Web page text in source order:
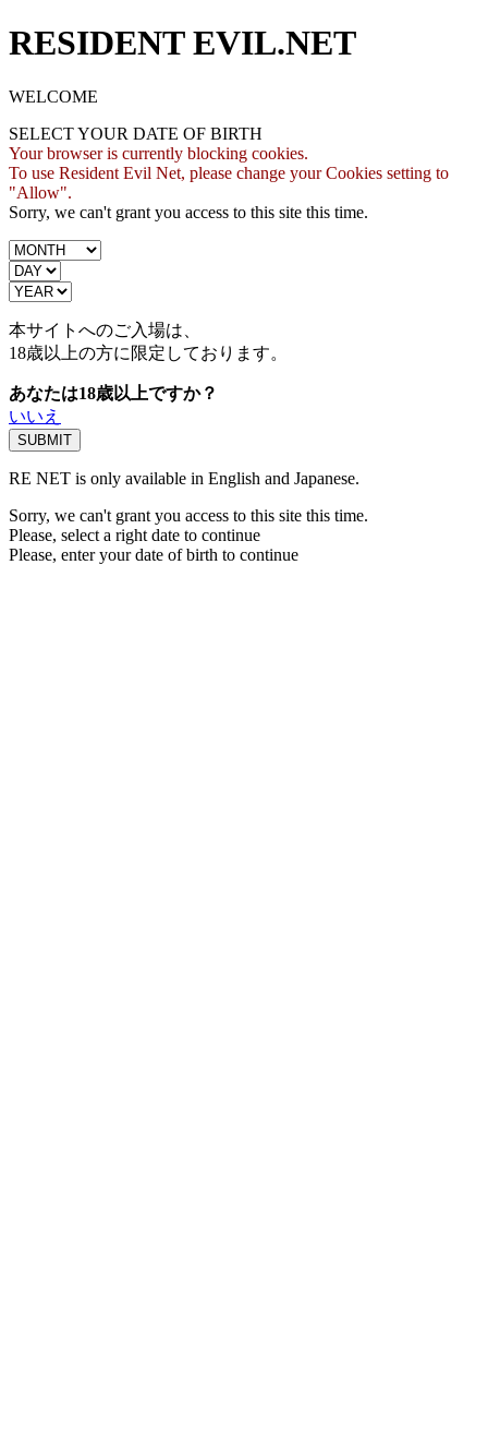
RESIDENT EVIL.NET
WELCOME
SELECT YOUR DATE OF BIRTH
Your browser is currently blocking cookies.
To use Resident Evil Net, please change your Cookies setting to
"Allow".
Sorry, we can't grant you access to this site this time.
本サイトへのご入場は、
18歳以上の方に限定しております。
あなたは18歳以上ですか？
いいえ
RE NET is only available in English and Japanese.
Sorry, we can't grant you access to this site this time.
Please, select a right date to continue
Please, enter your date of birth to continue